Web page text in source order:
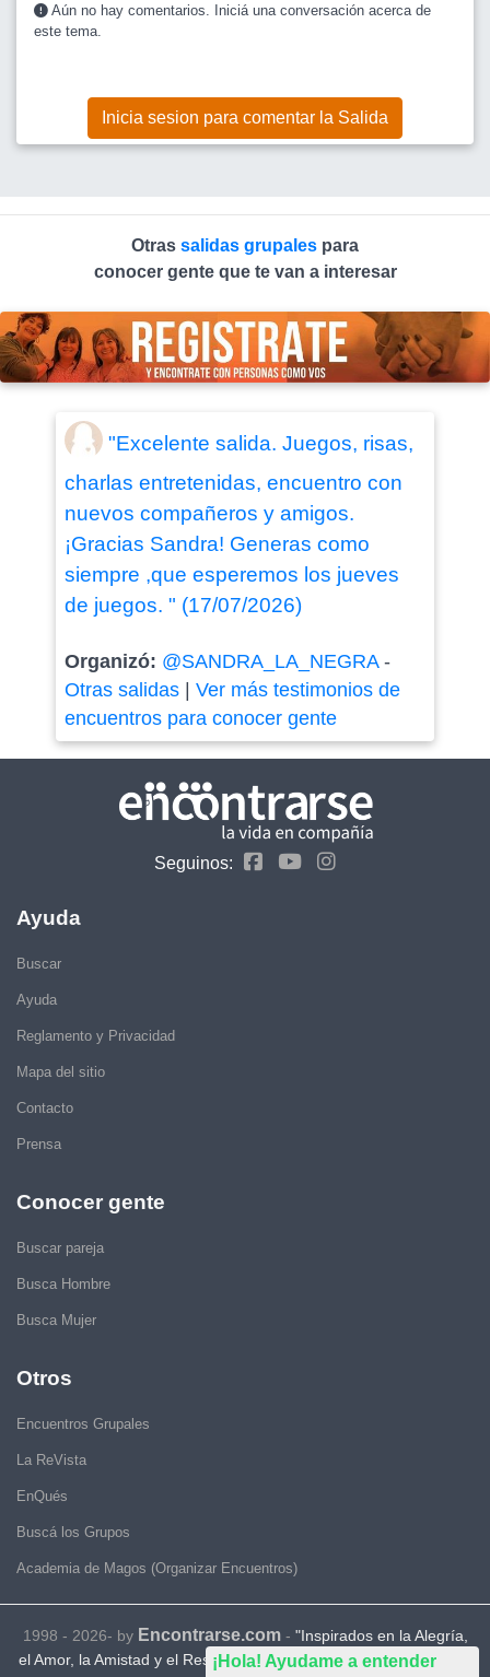
¡Hola! Ayudame a entender
Aún no hay comentarios. Iniciá una conversación acerca de
este tema.
Inicia sesion para comentar la Salida
Otras salidas grupales para
conocer gente que te van a interesar
"Excelente salida. Juegos, risas,
charlas entretenidas, encuentro con
nuevos compañeros y amigos.
¡Gracias Sandra! Generas como
siempre ,que esperemos los jueves
de juegos. " (17/07/2026)
Organizó: @SANDRA_LA_NEGRA-
Otras salidas| Ver más testimonios de
encuentros para conocer gente
Seguinos:
Ayuda
Buscar
Ayuda
Reglamento y Privacidad
Mapa del sitio
Contacto
Prensa
Conocer gente
Buscar pareja
Busca Hombre
Busca Mujer
Otros
Encuentros Grupales
La ReVista
EnQués
Buscá los Grupos
Academia de Magos (Organizar Encuentros)
1998 - 2026- by Encontrarse.com- "Inspirados en la Alegría,
el Amor, la Amistad y el Respeto, motivamos a la gente a que sea